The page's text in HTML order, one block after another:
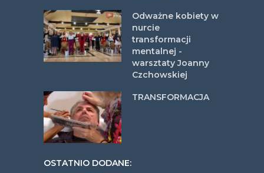
Odważne kobiety w
nurcie
transformacji
mentalnej -
warsztaty Joanny
Czchowskiej
TRANSFORMACJA
OSTATNIO DODANE: